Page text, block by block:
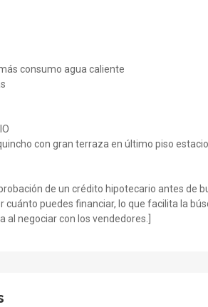
consumo agua caliente
con gran terraza en último piso
de un crédito hipotecario antes de
puedes financiar, lo que facilita la
al negociar con los vendedores.]